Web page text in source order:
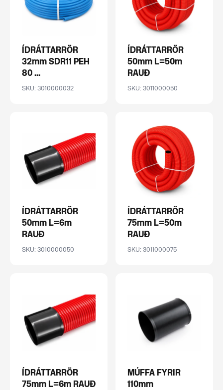
ÍDRÁTTARRÖR
32mm SDR11 PEH
80 ...
SKU: 3010000032
ÍDRÁTTARRÖR
50mm L=50m
RAUÐ
SKU: 3011000050
ÍDRÁTTARRÖR
50mm L=6m
RAUÐ
SKU: 3010000050
ÍDRÁTTARRÖR
75mm L=50m
RAUÐ
SKU: 3011000075
ÍDRÁTTARRÖR
75mm L=6m RAUÐ
MÚFFA FYRIR
110mm